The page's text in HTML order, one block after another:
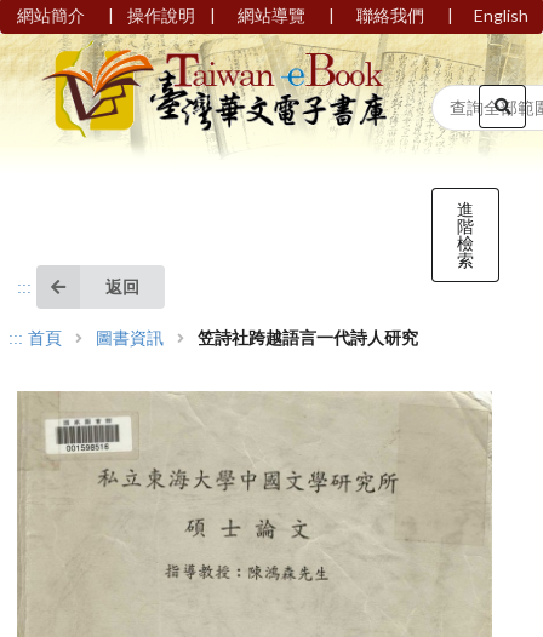
網站簡介 | 操作說明 | 網站導覽 | 聯絡我們 | English
進
階
檢
索
::: 返回
::: 首頁 圖書資訊 笠詩社跨越語言一代詩人研究